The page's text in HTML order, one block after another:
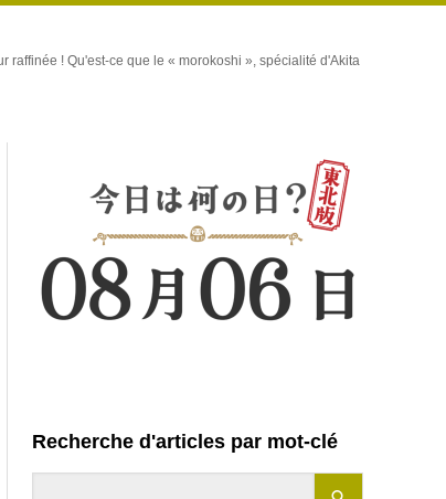
raffinée ! Qu'est-ce que le « morokoshi », spécialité d'Akita
Recherche d'articles par mot-clé